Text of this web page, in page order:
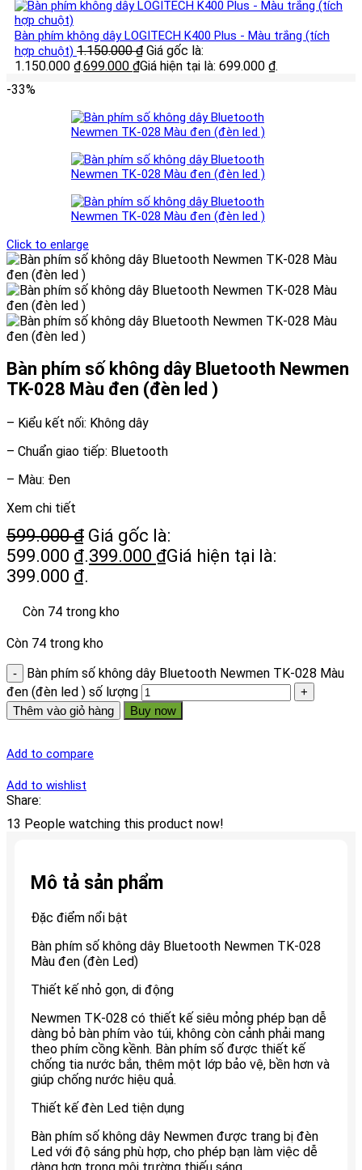
Bàn phím không dây LOGITECH K400 Plus - Màu trắng (tích
hợp chuột) 1.150.000₫ Giá gốc là:
1.150.000 ₫.699.000 ₫Giá hiện tại là: 699.000 ₫.
-33%
Click to enlarge
Bàn phím số không dây Bluetooth Newmen
TK-028 Màu đen (đèn led )
– Kiểu kết nối: Không dây
– Chuẩn giao tiếp: Bluetooth
– Màu: Đen
Xem chi tiết
599.000₫ Giá gốc là:
599.000 ₫.399.000 ₫Giá hiện tại là:
399.000 ₫.
Còn 74 trong kho
Còn 74 trong kho
Bàn phím số không dây Bluetooth Newmen TK-028 Màu
đen (đèn led ) số lượng
Thêm vào giỏ hàng Buy now
Add to compare
Add to wishlist
Share:
13 People watching this product now!
Mô tả sản phẩm
Đặc điểm nổi bật
Bàn phím số không dây Bluetooth Newmen TK-028
Màu đen (đèn Led)
Thiết kế nhỏ gọn, di động
Newmen TK-028 có thiết kế siêu mỏng phép bạn dễ
dàng bỏ bàn phím vào túi, không còn cảnh phải mang
theo phím cồng kềnh. Bàn phím số được thiết kế
chống tia nước bắn, thêm một lớp bảo vệ, bền hơn và
giúp chống nước hiệu quả.
Thiết kế đèn Led tiện dụng
Bàn phím số không dây Newmen được trang bị đèn
Led với độ sáng phù hợp, cho phép bạn làm việc dễ
dàng hơn trong môi trường thiếu sáng.